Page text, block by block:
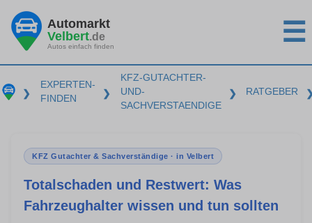
Automarkt
Velbert.de
Autos einfach finden ☰
❯
EXPERTEN-
FINDEN
❯
KFZ-GUTACHTER-
UND-
SACHVERSTAENDIGE
❯ RATGEBER
KFZ Gutachter & Sachverständige · in Velbert
Totalschaden und Restwert: Was
Fahrzeughalter wissen und tun sollten